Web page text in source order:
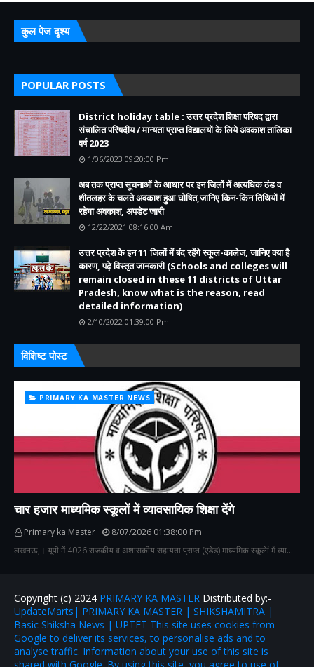
कुल पेज दृश्य
POPULAR POSTS
District holiday table : उत्तर प्रदेश शिक्षा परिषद द्वारा
संचालित परिषदीय / मान्यता प्राप्त विद्यालयों के लिये अवकाश तालिका
वर्ष 2023
1/06/2023 09:20:00 Pm
अब तक प्राप्त सूचनाओं के आधार पर इन जिलों में अत्यधिक ठंड व
शीतलहर के चलते अवकाश हुआ घोषित,जानिए किन-किन तिथियों में
रहेगा अवकाश, अपडेट जारी
12/22/2021 08:16:00 Am
उत्तर प्रदेश के इन 11 जिलों में बंद रहेंगे स्कूल-कालेज, जानिए क्या है
कारण, पढ़े विस्तृत जानकारी (Schools and colleges will
remain closed in these 11 districts of Uttar
Pradesh, know what is the reason, read
detailed information)
2/10/2022 01:39:00 Pm
विशिष्ट पोस्ट
PRIMARY KA MASTER NEWS
चार हजार माध्यमिक स्कूलों में व्यावसायिक शिक्षा देंगे
Primary ka Master
8/07/2026 01:38:00 Pm
लखनऊ,। यूपी में 4026 राजकीय व अशासकीय सहायता प्राप्त (एडेड) माध्यमिक स्कूलेां में व्या…
Copyright (c) 2024 PRIMARY KA MASTER Distributed by:-
UpdateMarts| PRIMARY KA MASTER | SHIKSHAMITRA |
Basic Shiksha News | UPTET This site uses cookies from
Google to deliver its services, to personalise ads and to
analyse traffic. Information about your use of this site is